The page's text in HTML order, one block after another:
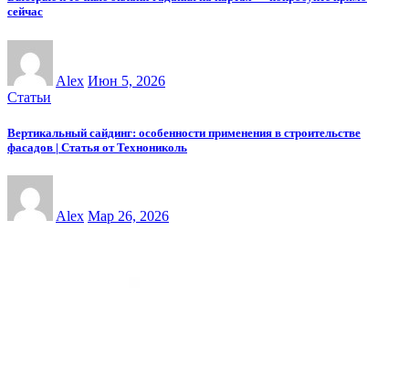
сейчас
Alex Июн 5, 2026
Статьи
Вертикальный сайдинг: особенности применения в строительстве
фасадов | Статья от Технониколь
Alex Мар 26, 2026